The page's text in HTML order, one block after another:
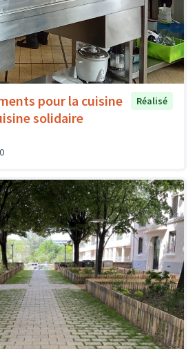
pour la cuisine
solidaire
Réalisé
0